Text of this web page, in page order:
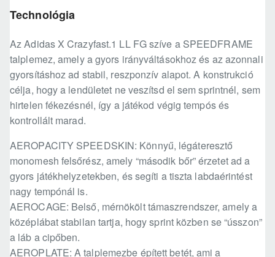
Technológia
Az Adidas X Crazyfast.1 LL FG szíve a SPEEDFRAME
talplemez, amely a gyors irányváltásokhoz és az azonnali
gyorsításhoz ad stabil, reszponzív alapot. A konstrukció
célja, hogy a lendületet ne veszítsd el sem sprintnél, sem
hirtelen fékezésnél, így a játékod végig tempós és
kontrollált marad.
AEROPACITY SPEEDSKIN: Könnyű, légáteresztő
monomesh felsőrész, amely “második bőr” érzetet ad a
gyors játékhelyzetekben, és segíti a tiszta labdaérintést
nagy tempónál is.
AEROCAGE: Belső, mérnökölt támaszrendszer, amely a
középlábat stabilan tartja, hogy sprint közben se “ússzon”
a láb a cipőben.
AEROPLATE: A talplemezbe épített betét, ami a